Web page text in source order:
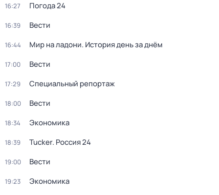
16:27 Погода 24
16:39 Вести
16:44 Мир на ладони. История день за днём
17:00 Вести
17:29 Специальный репортаж
18:00 Вести
18:34 Экономика
18:39 Tucker. Россия 24
19:00 Вести
19:23 Экономика